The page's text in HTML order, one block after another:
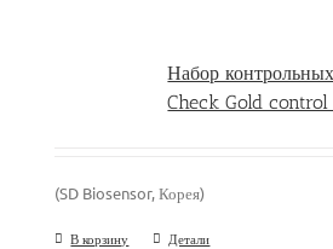
Набор
Check Gold
(SD Biosensor, Корея)
В корзину Детали